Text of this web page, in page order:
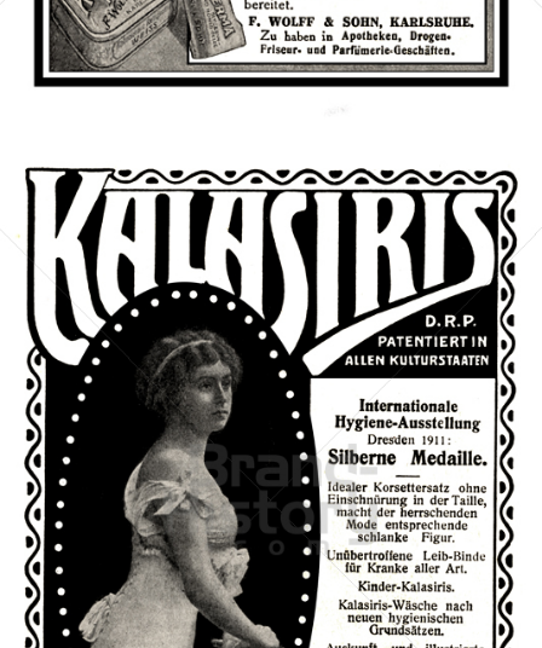
Kalasiris G.m.b.H., Bonn
Kalasiris G.m.b.H., Bonn
1911